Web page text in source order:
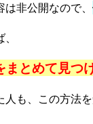
非公開なので、
とめて見つ
も、この方法